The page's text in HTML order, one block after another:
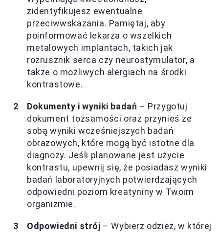
zidentyfikujesz ewentualne
przeciwwskazania. Pamiętaj, aby
poinformować lekarza o wszelkich
metalowych implantach, takich jak
rozrusznik serca czy neurostymulator, a
także o możliwych alergiach na środki
kontrastowe.
Dokumenty i wyniki badań – Przygotuj
dokument tożsamości oraz przynieś ze
sobą wyniki wcześniejszych badań
obrazowych, które mogą być istotne dla
diagnozy. Jeśli planowane jest użycie
kontrastu, upewnij się, że posiadasz wyniki
badań laboratoryjnych potwierdzających
odpowiedni poziom kreatyniny w Twoim
organizmie.
Odpowiedni strój – Wybierz odzież, w której